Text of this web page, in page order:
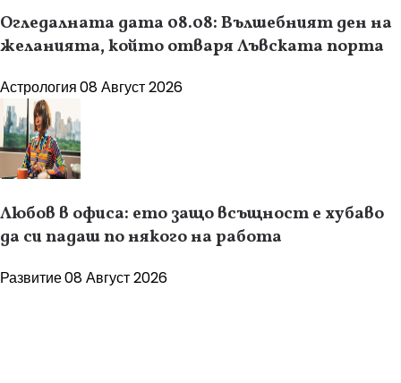
Огледалната дата 08.08: Вълшебният ден на
желанията, който отваря Лъвската порта
Астрология08 Август 2026
Любов в офиса: ето защо всъщност е хубаво
да си падаш по някого на работа
Развитие08 Август 2026